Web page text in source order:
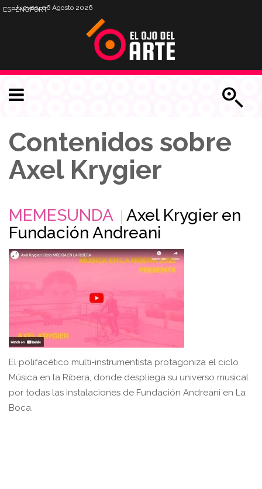
Jueves, 06 Agosto 2026
ESPENGPORT
Contenidos sobre
Axel Krygier
MEMESUNDA
Axel Krygier en
Fundación Andreani
El polifacético multi-instrumentista protagoniza el ciclo
Música en la Ribera, donde despliega su universo musical
por todas las instalaciones de Fundación Andreani en La
Boca.